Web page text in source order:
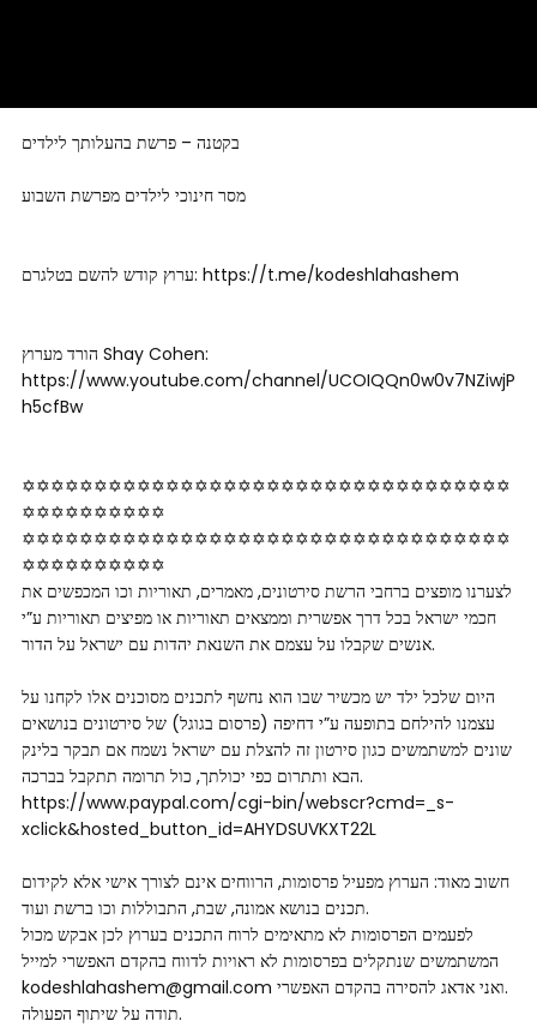
בקטנה – פרשת בהעלותך לילדים
מסר חינוכי לילדים מפרשת השבוע
ערוץ קודש להשם בטלגרם: https://t.me/kodeshlahashem
הורד מערוץ Shay Cohen:
https://www.youtube.com/channel/UCOIQQn0w0v7NZiwjP
h5cfBw
✡✡✡✡✡✡✡✡✡✡✡✡✡✡✡✡✡✡✡✡✡✡✡✡✡✡✡✡✡✡✡✡✡✡
✡✡✡✡✡✡­­✡✡✡✡
✡✡✡✡✡✡✡✡✡✡✡✡✡✡✡✡✡✡✡✡✡✡✡✡✡✡✡✡✡✡✡✡✡✡
✡✡✡✡✡✡­­✡✡✡✡
לצערנו מופצים ברחבי הרשת סירטונים, מאמרים, תאוריות וכו המכפשים את
חכמי ישראל בכל דרך אפשרית וממצאים תאוריות או מפיצים תאוריות ע”י
אנשים שקבלו על עצמם את השנאת יהדות עם ישראל על הדור.
היום שלכל ילד יש מכשיר שבו הוא נחשף לתכנים מסוכנים אלו לקחנו על
עצמנו להילחם בתופעה ע”י דחיפה (פרסום בגוגל) של סירטונים בנושאים
שונים למשתמשים כגון סירטון זה להצלת עם ישראל נשמח אם תבקר בלינק
הבא ותתרום כפי יכולתך, כול תרומה תתקבל בברכה.
https://www.paypal.com/cgi-bin/webscr?cmd=_s-
xclick&hosted_button_id=AHYDSUVKXT22L
חשוב מאוד: הערוץ מפעיל פרסומות, הרווחים אינם לצורך אישי אלא לקידום
תכנים בנושא אמונה, שבת, התבוללות וכו ברשת ועוד.
לפעמים הפרסומות לא מתאימים לרוח התכנים בערוץ לכן אבקש מכול
המשתמשים שנתקלים בפרסומות לא ראויות לדווח בהקדם האפשרי למייל
kodeshlahashem@gmail.com ואני אדאג להסירה בהקדם האפשרי.
תודה על שיתוף הפעולה.